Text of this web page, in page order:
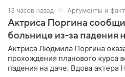
13 часов назад Аргументы и
Актриса Поргина
больнице из-за падения
Актриса Людмила Поргина
прохождения планового курса
падения на даче. Вдова актера